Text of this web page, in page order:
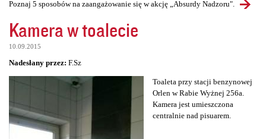
Poznaj 5 sposobów na zaangażowanie się w akcję „Absurdy Nadzoru".
Kamera w toalecie
10.09.2015
Nadesłany przez: F.Sz
Toaleta przy stacji benzynowej
Orlen w Rabie Wyżnej 256a.
Kamera jest umieszczona
centralnie nad pisuarem.